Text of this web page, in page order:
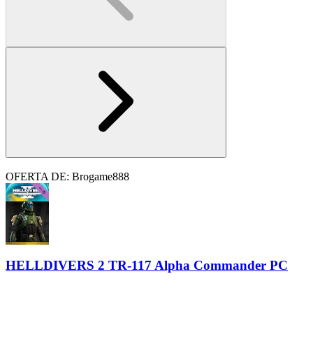
OFERTA DE: Brogame888
HELLDIVERS 2 TR-117 Alpha Commander PC